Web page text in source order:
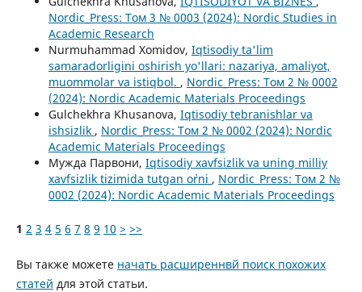
Nordic_Press: Том 3 № 0003 (2024): Nordic Studies in
Academic Research
Nurmuhammad Xomidov, Iqtisodiy ta'lim
samaradorligini oshirish yo'llari: nazariya, amaliyot,
muommolar va istiqbol. , Nordic_Press: Том 2 № 0002
(2024): Nordic Academic Materials Proceedings
Gulchekhra Khusanova, Iqtisodiy tebranishlar va
ishsizlik , Nordic_Press: Том 2 № 0002 (2024): Nordic
Academic Materials Proceedings
Мужда Парвони, Iqtisodiy xavfsizlik va uning milliy
xavfsizlik tizimida tutgan o`rni , Nordic_Press: Том 2 №
0002 (2024): Nordic Academic Materials Proceedings
1 2 3 4 5 6 7 8 9 10 > >>
Вы также можете начать расширеннвй поиск похожих
статей для этой статьи.